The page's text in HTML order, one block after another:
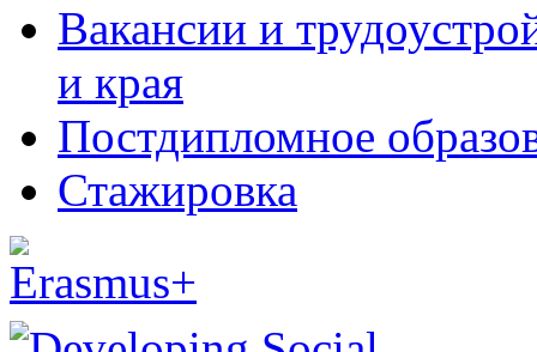
Вакансии и
и края
Постдипломное
Стажировка